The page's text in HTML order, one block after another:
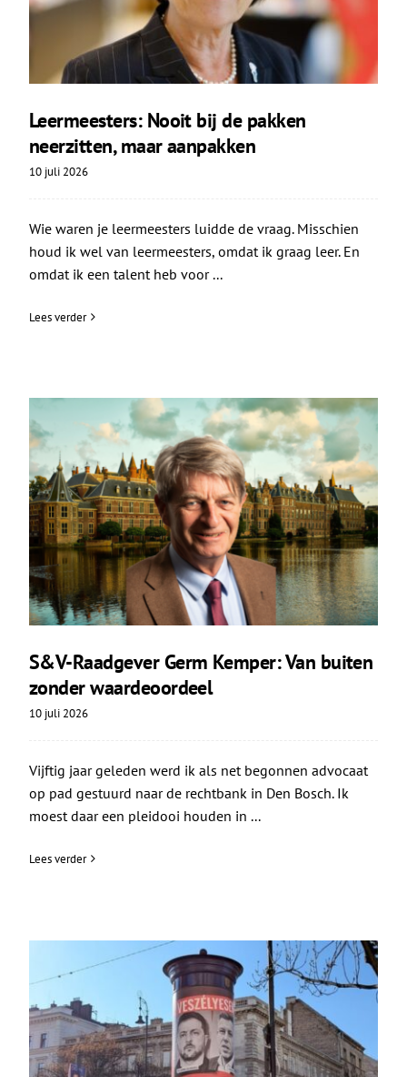
Leermeesters: Nooit bij de pakken
neerzitten, maar aanpakken
10 juli 2026
Wie waren je leermeesters luidde de vraag. Misschien
houd ik wel van leermeesters, omdat ik graag leer. En
omdat ik een talent heb voor ...
Lees verder
S&V-Raadgever Germ Kemper: Van buiten
zonder waardeoordeel
10 juli 2026
Vijftig jaar geleden werd ik als net begonnen advocaat
op pad gestuurd naar de rechtbank in Den Bosch. Ik
moest daar een pleidooi houden in ...
Lees verder